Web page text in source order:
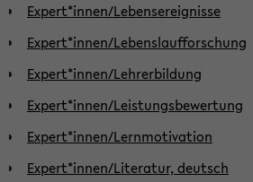
Expert*innen/Lebensereignisse
Expert*innen/Lebenslaufforschung
Expert*innen/Lehrerbildung
Expert*innen/Leistungsbewertung
Expert*innen/Lernmotivation
Expert*innen/Literatur, deutsch